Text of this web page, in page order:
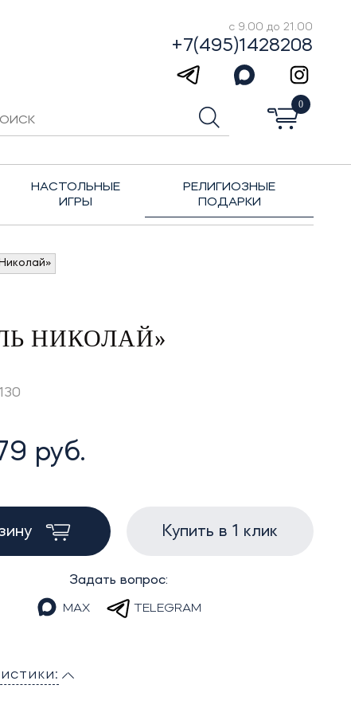
с 9.00 до 21.00
+7(495)1428208
0
НАСТОЛЬНЫЕ
ИГРЫ
РЕЛИГИОЗНЫЕ
ПОДАРКИ
НИКОЛАЙ»
руб.
Купить в 1 клик
Задать вопрос:
MAX TELEGRAM